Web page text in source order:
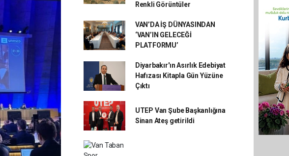
Renkli Görüntüler
VAN’DA İŞ DÜNYASINDAN
‘VAN’IN GELECEĞİ
PLATFORMU’
Diyarbakır'ın Asırlık Edebiyat
Hafızası Kitapla Gün Yüzüne
Çıktı
UTEP Van Şube Başkanlığına
Sinan Ateş getirildi